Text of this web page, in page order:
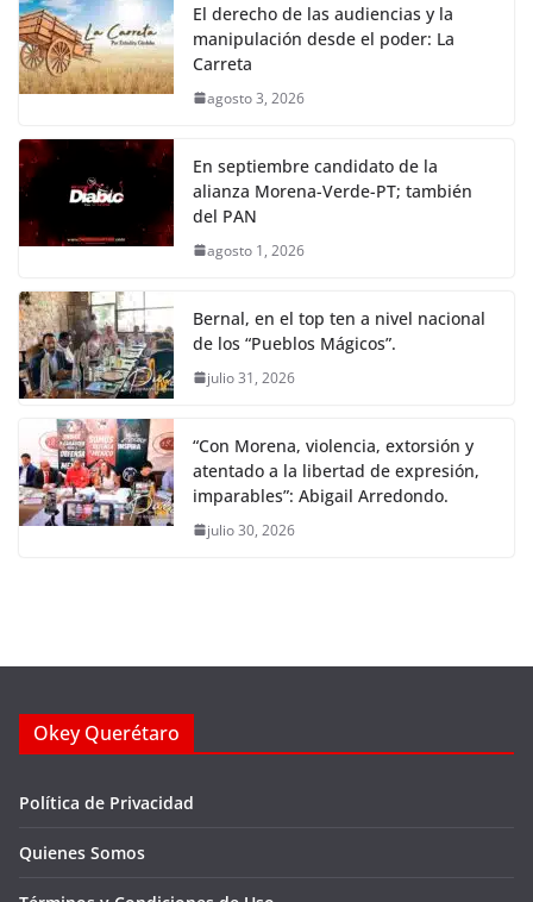
El derecho de las audiencias y la
manipulación desde el poder: La
Carreta
agosto 3, 2026
En septiembre candidato de la
alianza Morena-Verde-PT; también
del PAN
agosto 1, 2026
Bernal, en el top ten a nivel nacional
de los “Pueblos Mágicos”.
julio 31, 2026
“Con Morena, violencia, extorsión y
atentado a la libertad de expresión,
imparables”: Abigail Arredondo.
julio 30, 2026
Okey Querétaro
Política de Privacidad
Quienes Somos